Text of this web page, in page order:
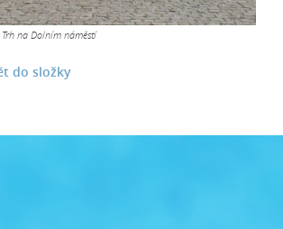
Trh na Dolním náměstí
do složky